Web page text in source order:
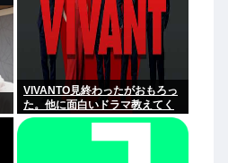
VIVANTO見終わったがおもろっ
た。他に面白いドラマ教えてく
れ